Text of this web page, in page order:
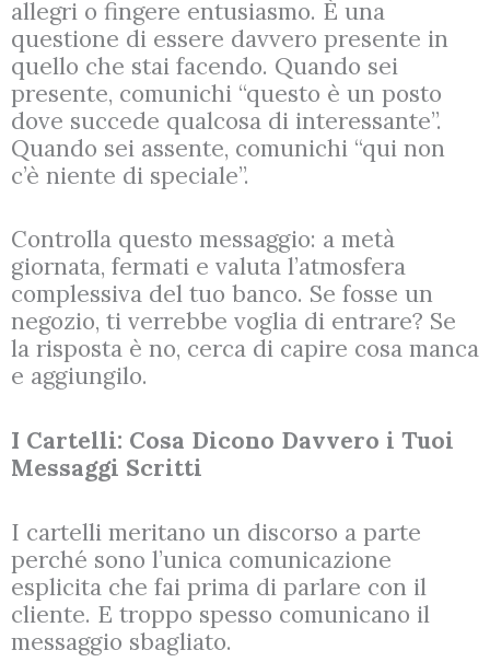
allegri o fingere entusiasmo. È una
questione di essere davvero presente in
quello che stai facendo. Quando sei
presente, comunichi “questo è un posto
dove succede qualcosa di interessante”.
Quando sei assente, comunichi “qui non
c’è niente di speciale”.
Controlla questo messaggio: a metà
giornata, fermati e valuta l’atmosfera
complessiva del tuo banco. Se fosse un
negozio, ti verrebbe voglia di entrare? Se
la risposta è no, cerca di capire cosa manca
e aggiungilo.
I Cartelli: Cosa Dicono Davvero i Tuoi
Messaggi Scritti
I cartelli meritano un discorso a parte
perché sono l’unica comunicazione
esplicita che fai prima di parlare con il
cliente. E troppo spesso comunicano il
messaggio sbagliato.